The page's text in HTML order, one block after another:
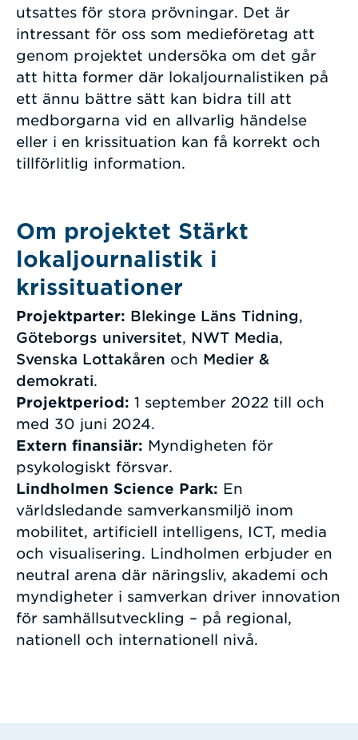
utsattes för stora prövningar. Det är
intressant för oss som medieföretag att
genom projektet undersöka om det går
att hitta former där lokaljournalistiken på
ett ännu bättre sätt kan bidra till att
medborgarna vid en allvarlig händelse
eller i en krissituation kan få korrekt och
tillförlitlig information.
Om projektet Stärkt
lokaljournalistik i
krissituationer
Projektparter: Blekinge Läns Tidning,
Göteborgs universitet, NWT Media,
Svenska Lottakåren och Medier &
demokrati.
Projektperiod: 1 september 2022 till och
med 30 juni 2024.
Extern finansiär: Myndigheten för
psykologiskt försvar.
Lindholmen Science Park: En
världsledande samverkansmiljö inom
mobilitet, artificiell intelligens, ICT, media
och visualisering. Lindholmen erbjuder en
neutral arena där näringsliv, akademi och
myndigheter i samverkan driver innovation
för samhällsutveckling – på regional,
nationell och internationell nivå.